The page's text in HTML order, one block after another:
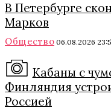
В Петербурге
Марков
Общество 06.08.2026
Кабаны с
Финляндия
Россией